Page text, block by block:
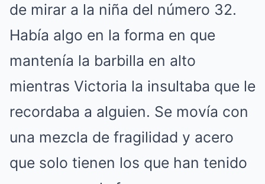
de mirar a la niña del número 32.
Había algo en la forma en que
mantenía la barbilla en alto
mientras Victoria la insultaba que le
recordaba a alguien. Se movía con
una mezcla de fragilidad y acero
que solo tienen los que han tenido